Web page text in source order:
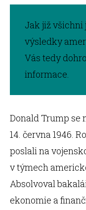
Jak již všichni
výsledky
Vás tedy
informace.
Donald Trump se
14. června 1946.
poslali na
v týmech
Absolvoval
ekonomie a